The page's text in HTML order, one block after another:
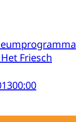
Friesch
00:00